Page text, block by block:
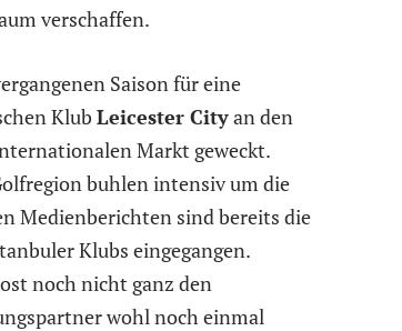
verschaffen.
Saison für eine
Klub Leicester Cityan den
Markt geweckt.
buhlen intensiv um die
Medienberichten sind bereits die
Klubs eingegangen.
noch nicht ganz den
wohl noch einmal